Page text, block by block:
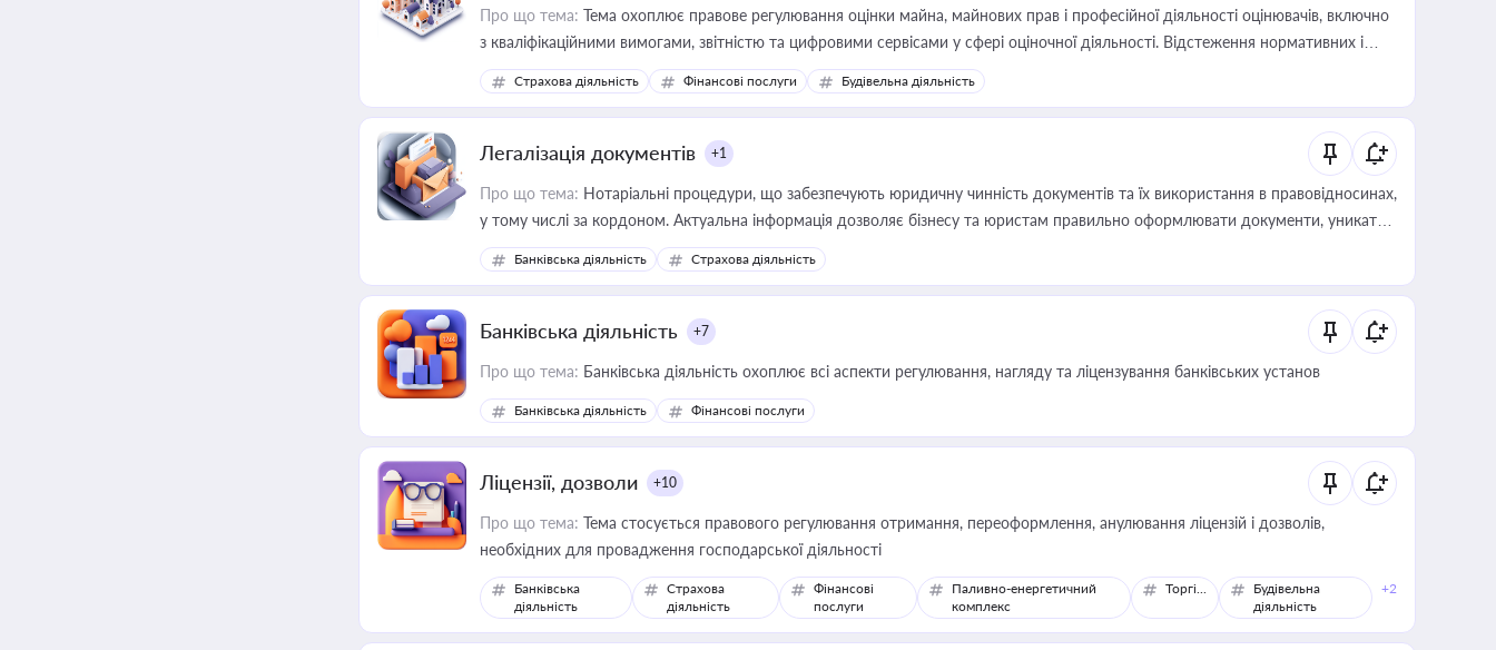
Про що тема: Тема охоплює правове регулювання оцінки майна, майнових прав і професійної діяльності оцінювачів, включно
з кваліфікаційними вимогами, звітністю та цифровими сервісами у сфері оціночної діяльності. Відстеження нормативних і
медійних змін у цій сфері корисне для власника бізнесу, керівника, юриста або бухгалтера під час оподаткування,
приватизації, оренди державного майна, корпоративних угод і перевірки статусу суб'єктів оціночної діяльності
Страхова діяльність Фінансові послуги Будівельна діяльність
Легалізація документів +1
Про що тема: Нотаріальні процедури, що забезпечують юридичну чинність документів та їх використання в правовідносинах,
у тому числі за кордоном. Актуальна інформація дозволяє бізнесу та юристам правильно оформлювати документи, уникати
ризиків недійсності та забезпечувати їх належне прийняття органами влади та контрагентами
Банківська діяльність Страхова діяльність
Банківська діяльність +7
Про що тема: Банківська діяльність охоплює всі аспекти регулювання, нагляду та ліцензування банківських установ
Банківська діяльність Фінансові послуги
Ліцензії, дозволи +10
Про що тема: Тема стосується правового регулювання отримання, переоформлення, анулювання ліцензій і дозволів,
необхідних для провадження господарської діяльності
Банківська
діяльність
Страхова
діяльність
Фінансові
послуги
Паливно-енергетичний
комплекс
Торгівля
Будівельна
діяльність
+2